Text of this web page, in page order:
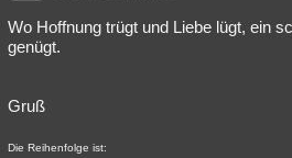
Wo Hoffnung trügt und Liebe lügt, ein
genügt.
Gruß
Die Reihenfolge ist: